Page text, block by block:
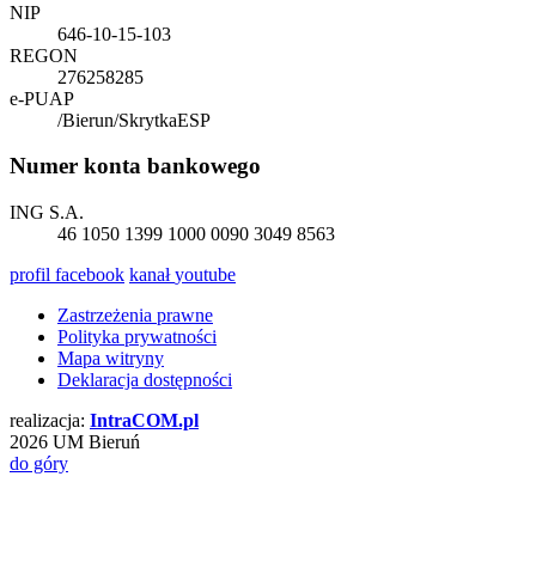
NIP
646-10-15-103
REGON
276258285
e-PUAP
/Bierun/SkrytkaESP
Numer konta bankowego
ING S.A.
46 1050 1399 1000 0090 3049 8563
profil facebook kanałyoutube
Zastrzeżenia prawne
Polityka prywatności
Mapa witryny
Deklaracja dostępności
realizacja: IntraCOM.pl
2026 UM Bieruń
do góry